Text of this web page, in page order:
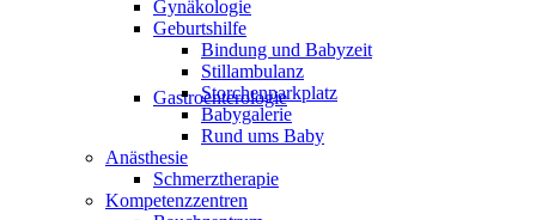
Gastroenterologie
Gynäkologie
Geburtshilfe
Bindung und Babyzeit
Stillambulanz
Storchenparkplatz
Babygalerie
Rund ums Baby
Anästhesie
Schmerztherapie
Kompetenzzentren